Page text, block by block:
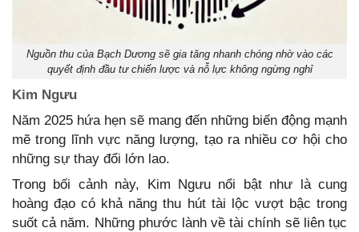
Nguồn thu của Bạch Dương sẽ gia tăng nhanh chóng nhờ vào các
quyết định đầu tư chiến lược và nỗ lực không ngừng nghỉ
Kim Ngưu
Năm 2025 hứa hẹn sẽ mang đến những biến động mạnh
mẽ trong lĩnh vực năng lượng, tạo ra nhiều cơ hội cho
những sự thay đổi lớn lao.
Trong bối cảnh này, Kim Ngưu nổi bật như là cung
hoàng đạo có khả năng thu hút tài lộc vượt bậc trong
suốt cả năm. Những phước lành về tài chính sẽ liên tục